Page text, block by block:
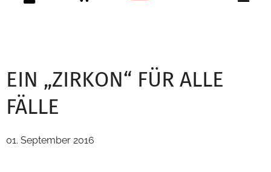
EIN „ZIRKON“ FÜR ALLE
FÄLLE
01. September 2016